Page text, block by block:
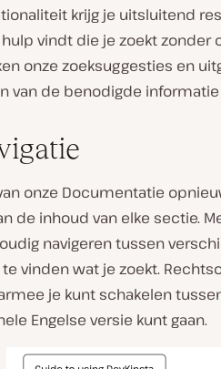
krijg je uitsluitend
vindt die je zoekt zonder
onze zoeksuggesties en
van de benodigde informatie
onze Documentatie
de inhoud van elke sectie.
navigeren tussen
vinden wat je zoekt.
je kunt schakelen
Engelse versie kunt gaan.